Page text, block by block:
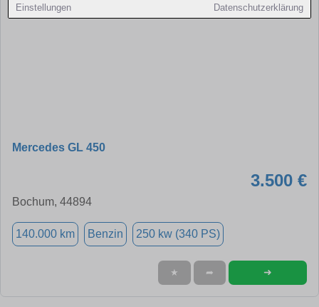
Einstellungen Datenschutzerklärung
Mercedes GL 450
3.500 €
Bochum, 44894
140.000 km Benzin 250 kw (340 PS)
★ ➦ ➜